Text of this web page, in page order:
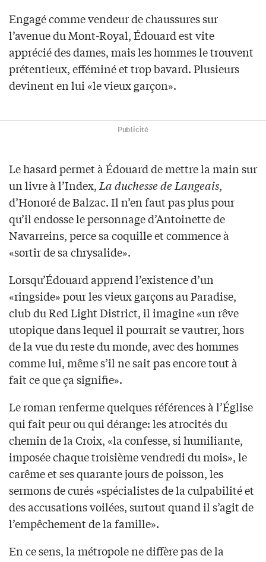
Engagé comme vendeur de chaussures sur
l’avenue du Mont-Royal, Édouard est vite
apprécié des dames, mais les hommes le trouvent
prétentieux, efféminé et trop bavard. Plusieurs
devinent en lui «le vieux garçon».
Publicité
Le hasard permet à Édouard de mettre la main sur
un livre à l’Index,La duchesse de Langeais,
d’Honoré de Balzac. Il n’en faut pas plus pour
qu’il endosse le personnage d’Antoinette de
Navarreins, perce sa coquille et commence à
«sortir de sa chrysalide».
Lorsqu’Édouard apprend l’existence d’un
«ringside» pour les vieux garçons au Paradise,
club du Red Light District, il imagine «un rêve
utopique dans lequel il pourrait se vautrer, hors
de la vue du reste du monde, avec des hommes
comme lui, même s’il ne sait pas encore tout à
fait ce que ça signifie».
Le roman renferme quelques références à l’Église
qui fait peur ou qui dérange: les atrocités du
chemin de la Croix, «la confesse, si humiliante,
imposée chaque troisième vendredi du mois», le
carême et ses quarante jours de poisson, les
sermons de curés «spécialistes de la culpabilité et
des accusations voilées, surtout quand il s’agit de
l’empêchement de la famille».
En ce sens, la métropole ne diffère pas de la